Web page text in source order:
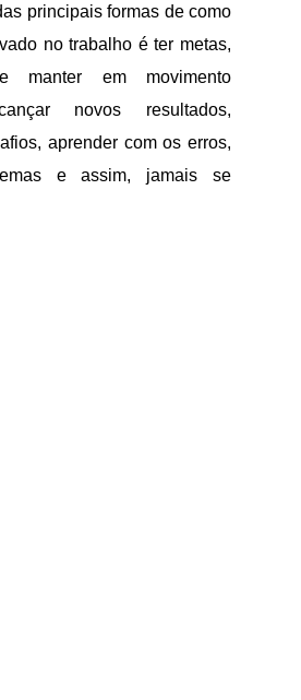
principais formas de como
no trabalho é ter metas,
manter em movimento
novos resultados,
aprender com os erros,
e assim, jamais se